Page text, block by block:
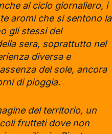
al ciclo giornaliero, i
aromi che si sentono la
gli stessi del
sera, soprattutto nel
diversa e
del sole, ancora
di pioggia.
del territorio, un
frutteti dove non